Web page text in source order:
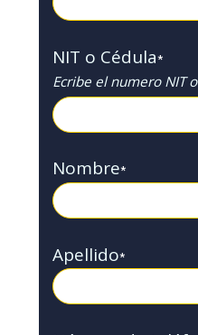
NIT o Cédula*
Ecribe el numero NIT
Nombre*
Apellido*